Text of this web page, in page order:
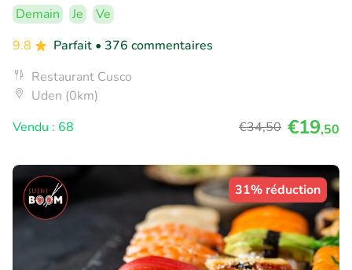
Demain Je
Ve
9.8
Parfait • 376 commentaires
Restaurant Cusco
Uden (0km)
Vendu : 68
€34,50 €19,50
31% réduction